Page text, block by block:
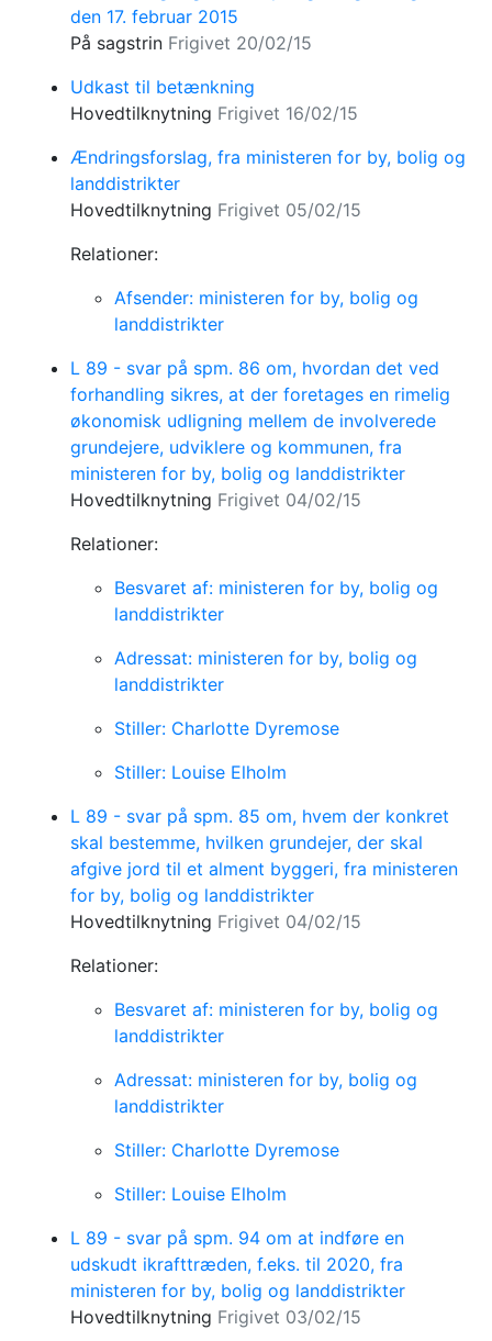
den 17. februar 2015
På sagstrin Frigivet 20/02/15
Udkast til betænkning
Hovedtilknytning Frigivet 16/02/15
Ændringsforslag, fra ministeren for by, bolig og
landdistrikter
Hovedtilknytning Frigivet 05/02/15
Relationer:
Afsender: ministeren for by, bolig og
landdistrikter
L 89 - svar på spm. 86 om, hvordan det ved
forhandling sikres, at der foretages en rimelig
økonomisk udligning mellem de involverede
grundejere, udviklere og kommunen, fra
ministeren for by, bolig og landdistrikter
Hovedtilknytning Frigivet 04/02/15
Relationer:
Besvaret af: ministeren for by, bolig og
landdistrikter
Adressat: ministeren for by, bolig og
landdistrikter
Stiller: Charlotte Dyremose
Stiller: Louise Elholm
L 89 - svar på spm. 85 om, hvem der konkret
skal bestemme, hvilken grundejer, der skal
afgive jord til et alment byggeri, fra ministeren
for by, bolig og landdistrikter
Hovedtilknytning Frigivet 04/02/15
Relationer:
Besvaret af: ministeren for by, bolig og
landdistrikter
Adressat: ministeren for by, bolig og
landdistrikter
Stiller: Charlotte Dyremose
Stiller: Louise Elholm
L 89 - svar på spm. 94 om at indføre en
udskudt ikrafttræden, f.eks. til 2020, fra
ministeren for by, bolig og landdistrikter
Hovedtilknytning Frigivet 03/02/15